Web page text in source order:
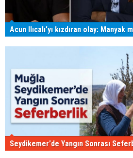
Acun Ilıcalı'yı kızdıran olay: Manyak
Seydikemer'de Yangın Sonrası